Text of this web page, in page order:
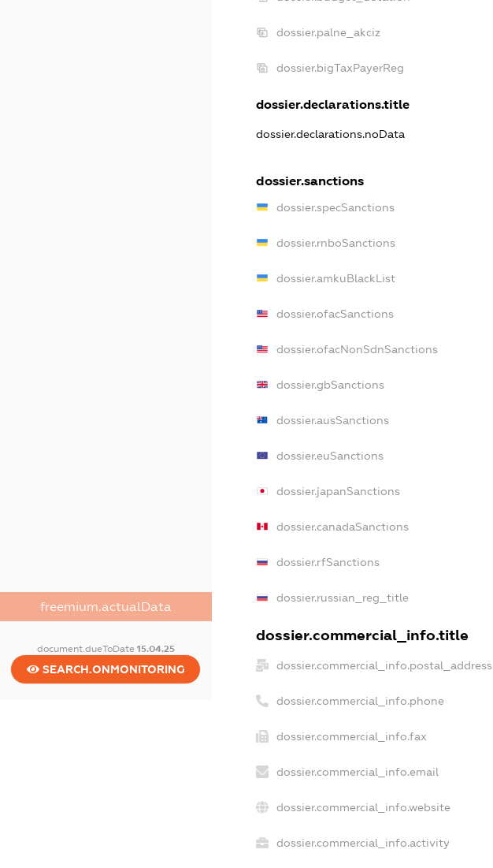
freemium.actualData
document.dueToDate 15.04.25
SEARCH.ONMONITORING
dossier.palne_akciz
dossier.bigTaxPayerReg
dossier.declarations.title
dossier.declarations.noData
dossier.sanctions
dossier.specSanctions
dossier.rnboSanctions
dossier.amkuBlackList
dossier.ofacSanctions
dossier.ofacNonSdnSanctions
dossier.gbSanctions
dossier.ausSanctions
dossier.euSanctions
dossier.japanSanctions
dossier.canadaSanctions
dossier.rfSanctions
dossier.russian_reg_title
dossier.commercial_info.title
dossier.commercial_info.postal_address
dossier.commercial_info.phone
dossier.commercial_info.fax
dossier.commercial_info.email
dossier.commercial_info.website
dossier.commercial_info.activity